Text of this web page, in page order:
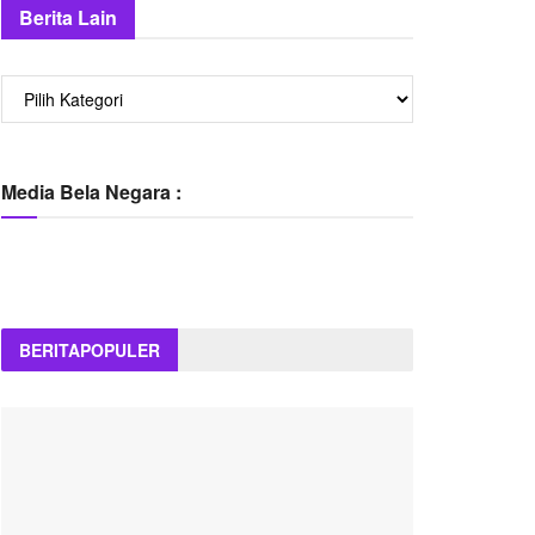
Berita Lain
Berita
Media Bela Negara :
BERITAPOPULER